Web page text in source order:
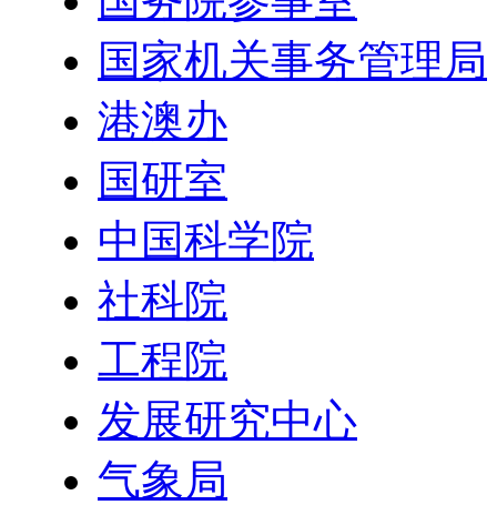
国家机关事务管理局
港澳办
国研室
中国科学院
社科院
工程院
发展研究中心
气象局